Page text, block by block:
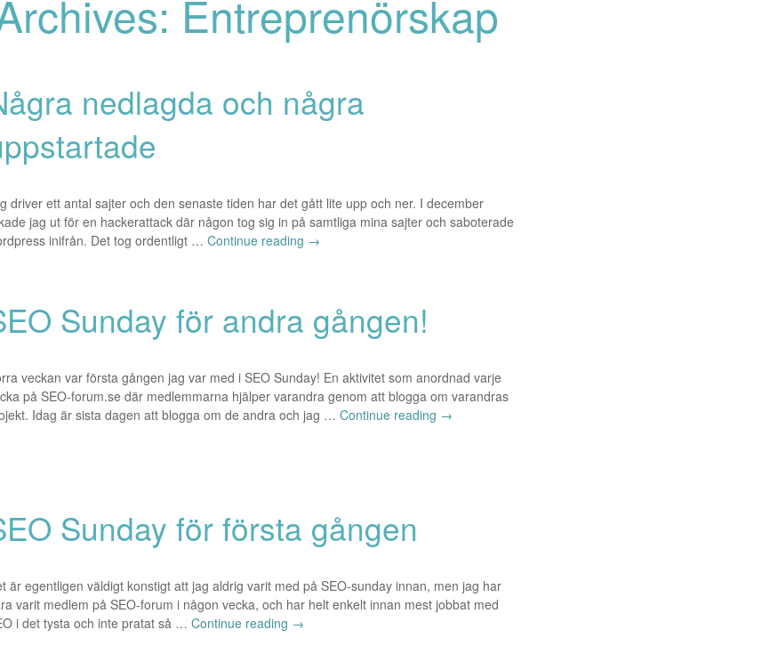
Entreprenörskap
nedlagda och några
driver ett antal sajter och den senaste tiden har det gått lite upp och ner. I december
jag ut för en hackerattack där någon tog sig in på samtliga mina sajter och saboterade
inifrån. Det tog ordentligt … Continue reading →
Sunday för andra gången!
veckan var första gången jag var med i SEO Sunday! En aktivitet som anordnad varje
på SEO-forum.se där medlemmarna hjälper varandra genom att blogga om varandras
Idag är sista dagen att blogga om de andra och jag … Continue reading →
Sunday för första gången
är egentligen väldigt konstigt att jag aldrig varit med på SEO-sunday innan, men jag har
varit medlem på SEO-forum i någon vecka, och har helt enkelt innan mest jobbat med
i det tysta och inte pratat så … Continue reading →